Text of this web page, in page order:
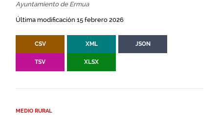
Ayuntamiento de Ermua
Última modificación 15 febrero 2026
CSV XML JSON
TSV XLSX
MEDIO RURAL